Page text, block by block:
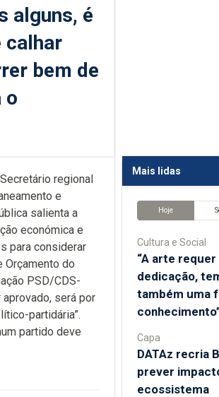
alguns, é
calhar
bem de
o
regional
e
salienta a
económica e
para considerar
Orçamento do
PSD/CDS-
será por
partidária”.
partido deve
Mais lidas
Hoje
Cultura e Social
“A arte
dedicação,
também uma
Capa
DATAz recria
prever
ecossistema